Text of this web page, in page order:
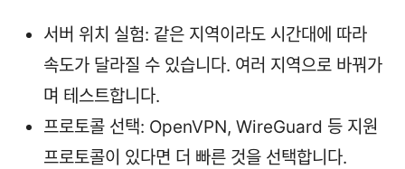
서버 위치 실험: 같은 지역이라도 시간대에 따라
속도가 달라질 수 있습니다. 여러 지역으로 바꿔가
며 테스트합니다.
프로토콜 선택: OpenVPN, WireGuard 등 지원
프로토콜이 있다면 더 빠른 것을 선택합니다.